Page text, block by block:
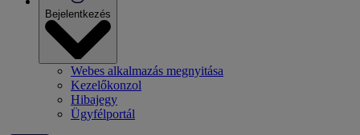
Bejelentkezés
Webes alkalmazás megnyitása
Kezelőkonzol
Hibajegy
Ügyfélportál